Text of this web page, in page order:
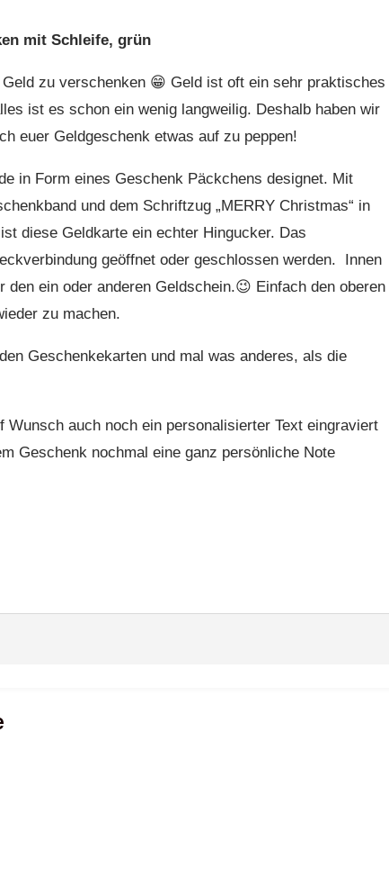
mit Schleife, grün
zu verschenken 😁 Geld ist oft ein sehr praktisches
ist es schon ein wenig langweilig. Deshalb haben wir
euer Geldgeschenk etwas auf zu peppen!
in Form eines Geschenk Päckchens designet. Mit
und dem Schriftzug „MERRY Christmas“ in
diese Geldkarte ein echter Hingucker. Das
geöffnet oder geschlossen werden. Innen
den ein oder anderen Geldschein.😉 Einfach den oberen
zu machen.
Geschenkekarten und mal was anderes, als die
Wunsch auch noch ein personalisierter Text eingraviert
Geschenk nochmal eine ganz persönliche Note